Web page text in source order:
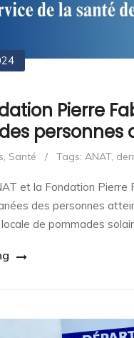
Pierre
personnes
, Santé / Tags: ANAT,
et la Fondation Pierre
des personnes
de pommades